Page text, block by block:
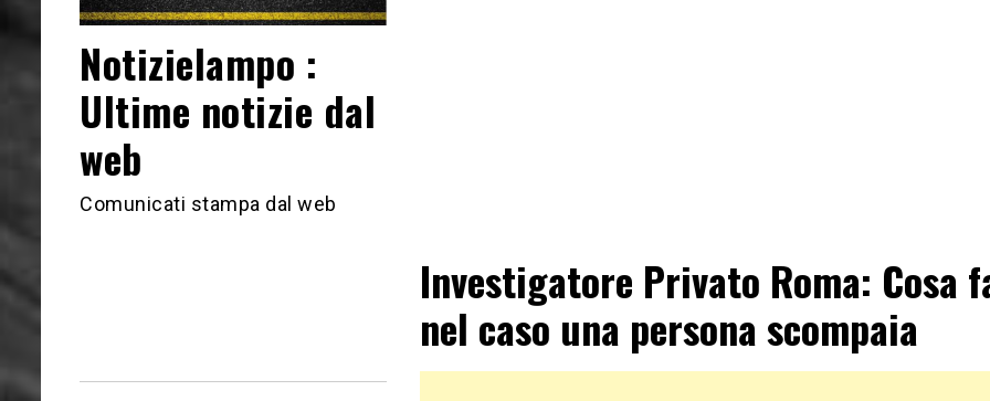
Notizielampo :
Ultime notizie dal
web
Comunicati stampa dal web
Investigatore Privato Roma: Cosa
nel caso una persona scompaia